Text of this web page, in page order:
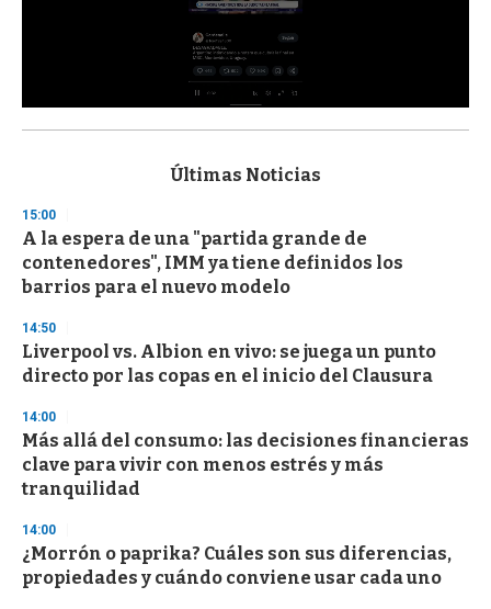
s
d
s
o
f
3
s
e
c
o
d
s
Últimas Noticias
15:00
A la espera de una "partida grande de
contenedores", IMM ya tiene definidos los
barrios para el nuevo modelo
14:50
Liverpool vs. Albion en vivo: se juega un punto
directo por las copas en el inicio del Clausura
14:00
Más allá del consumo: las decisiones financieras
clave para vivir con menos estrés y más
tranquilidad
14:00
¿Morrón o paprika? Cuáles son sus diferencias,
propiedades y cuándo conviene usar cada uno